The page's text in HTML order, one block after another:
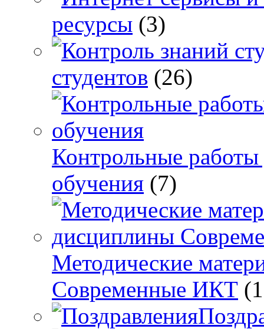
ресурсы (3)
студентов (26)
Контрольные
обучения (7)
Методические
Современные ИКТ